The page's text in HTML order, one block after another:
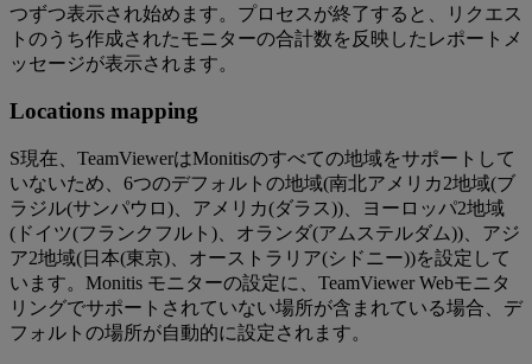
つずつ表示され始めます。プロセスが終了すると、リクエス
トのうち作成されたモニターの合計数を反映したレポートメ
ッセージが表示されます。
Locations mapping
S現在、TeamViewerはMonitisのすべての地域をサポートして
いないため、6つのデフォルトの地域(南北アメリカ2地域(ブ
ラジル(サンパウロ)、アメリカ(ダラス))、ヨーロッパ2地域
(ドイツ(フランクフルト)、オランダ(アムステルダム))、アジ
ア2地域(日本(東京)、オーストラリア(シドニー))を設定して
います。Monitis モニターの設定に、TeamViewer Webモニタ
リングでサポートされていない場所が含まれている場合、デ
フォルトの場所が自動的に設定されます。